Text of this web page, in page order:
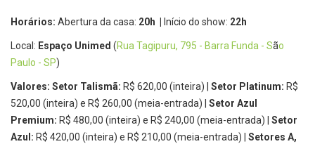
Horários: Abertura da casa: 20h Início do show: 22h
Local: Espaço Unimed (Rua Tagipuru, 795 - Barra Funda - São
Paulo - SP)
Valores: Setor Talismã: R$ 620,00 (inteira) | Setor Platinum: R$
520,00 (inteira) e R$ 260,00 (meia-entrada) | Setor Azul
Premium: R$ 480,00 (inteira) e R$ 240,00 (meia-entrada) | Setor
Azul: R$ 420,00 (inteira) e R$ 210,00 (meia-entrada) | Setores A,